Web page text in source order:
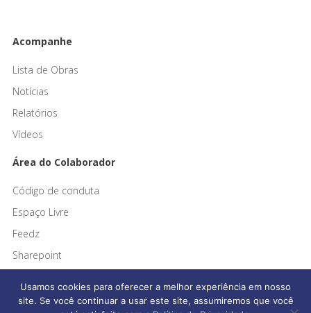
Acompanhe
Lista de Obras
Notícias
Relatórios
Vídeos
Área do Colaborador
Código de conduta
Espaço Livre
Feedz
Sharepoint
Usamos cookies para oferecer a melhor experiência em nosso
site. Se você continuar a usar este site, assumiremos que você